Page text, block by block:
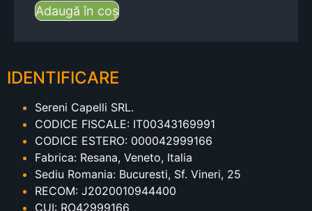
Adaugă în coș
IDENTIFICARE
Sereni Capelli SRL.
CODICE FISCALE: IT00343169991
CODICE ESTERO: 000042999166
Fabrica: Resana, Veneto, Italia
Sediu Romania: Bucuresti, Sf. Vineri, 25
RECOM: J2020010944400
CUI: RO42999166